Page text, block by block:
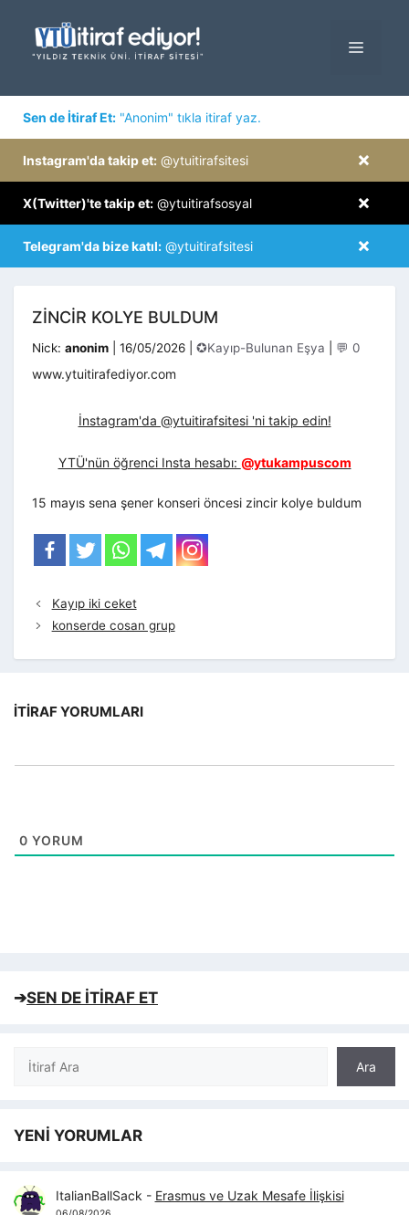
MENÜ
Sen de İtiraf Et: "Anonim" tıkla itiraf yaz.
×
Instagram'da takip et: @ytuitirafsitesi
×
X(Twitter)'te takip et: @ytuitirafsosyal
×
Telegram'da bize katıl: @ytuitirafsitesi
ZINCIR KOLYE BULDUM
Nick: anonim 16/05/2026 Kategoriler
✪Kayıp-Bulunan Eşya 💬 0
www.ytuitirafediyor.com
İnstagram'da @ytuitirafsitesi 'ni takip edin!
YTÜ'nün öğrenci Insta hesabı: @ytukampuscom
15 mayıs sena şener konseri öncesi zincir kolye buldum
Kayıp iki ceket
konserde cosan grup
İTIRAF YORUMLARI
0 YORUM
➔SEN DE İTİRAF ET
Ara
Ara
YENİ YORUMLAR
ItalianBallSack - Erasmus ve Uzak Mesafe İlişkisi